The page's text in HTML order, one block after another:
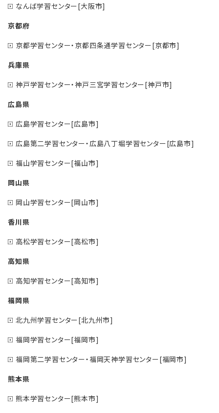
なんば学習センター[大阪市]
京都府
京都学習センター・京都四条通学習センター[京都市]
兵庫県
神戸学習センター・神戸三宮学習センター[神戸市]
広島県
広島学習センター[広島市]
広島第二学習センター・広島八丁堀学習センター[広島市]
福山学習センター[福山市]
岡山県
岡山学習センター[岡山市]
香川県
高松学習センター[高松市]
高知県
高知学習センター[高知市]
福岡県
北九州学習センター[北九州市]
福岡学習センター[福岡市]
福岡第二学習センター・福岡天神学習センター[福岡市]
熊本県
熊本学習センター[熊本市]